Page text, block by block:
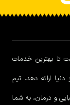
تا بهترین خدمات
دنیا ارائه دهد. تیم
و درمان، به شما